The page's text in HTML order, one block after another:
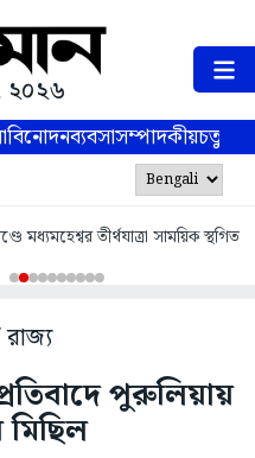
বিনোদনব্যবসাসম্পাদকীয়
মধ্যমহেশ্বর তীর্থযাত্রা সাময়িক স্থগিত
পুরুলিয়ায়